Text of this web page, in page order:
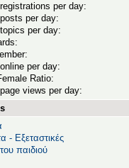
per day:
per day:
per day:
per day:
Ratio:
views per day:
- Εξεταστικές
παιδιού